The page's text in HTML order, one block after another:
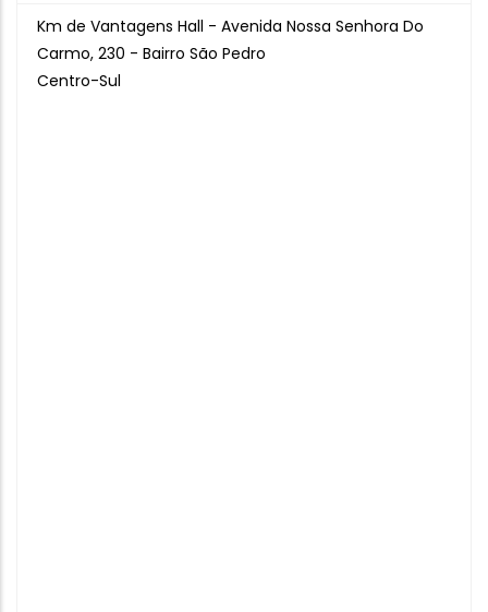
Km de Vantagens Hall - Avenida Nossa Senhora Do
Carmo, 230 - Bairro São Pedro
Centro-Sul